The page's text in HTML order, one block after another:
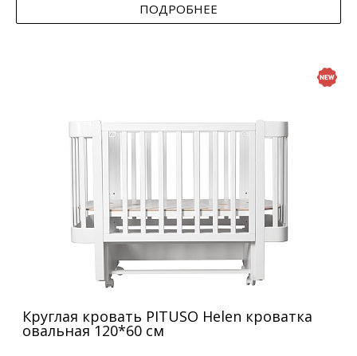
ПОДРОБНЕЕ
Круглая кровать PITUSO Helen кроватка
овальная 120*60 см